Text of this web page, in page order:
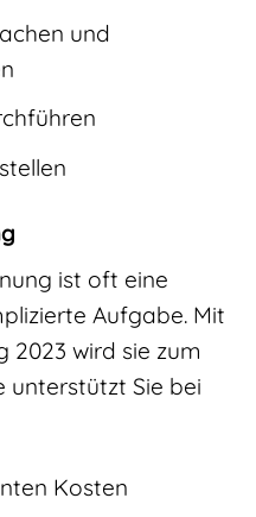
und
ist oft eine
Aufgabe. Mit
2023 wird sie zum
unterstützt Sie bei
Kosten